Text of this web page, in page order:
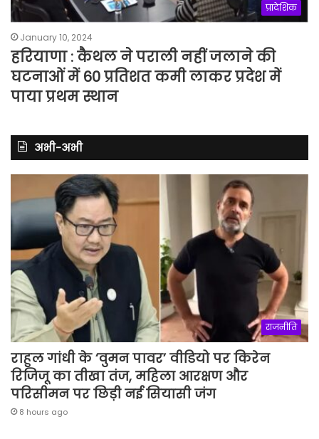
प्रादेशिक
January 10, 2024
हरियाणा : कैथल ने पराली नहीं जलाने की
घटनाओं में 60 प्रतिशत कमी लाकर प्रदेश में
पाया प्रथम स्थान
अभी-अभी
राजनीति
राहुल गांधी के ‘वुमन पावर’ वीडियो पर किरेन
रिजिजू का तीखा तंज, महिला आरक्षण और
परिसीमन पर छिड़ी नई सियासी जंग
8 hours ago